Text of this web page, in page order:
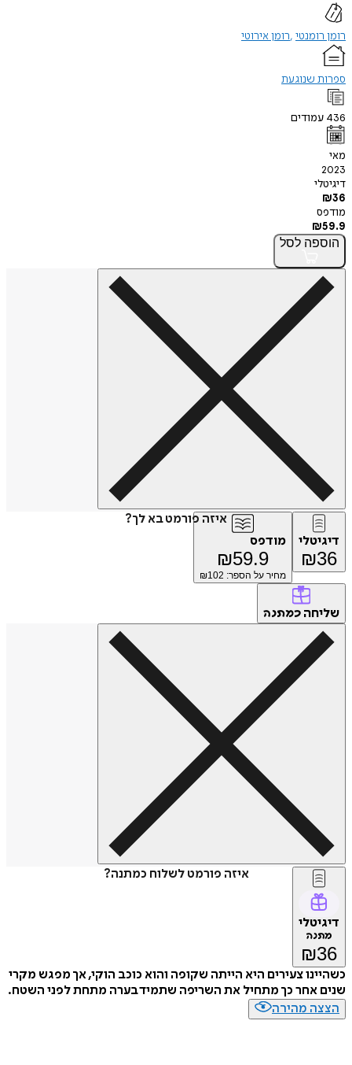
רומן רומנטי רומן אירוטי
ספרות שנוגעת
436 עמודים
מאי
2023
דיגיטלי
₪36
מודפס
₪59.9
הוספה לסל
איזה פורמט בא לך?
דיגיטלי
₪36
מודפס
₪59.9
מחיר על הספר: ₪ 102
שליחה כמתנה
איזה פורמט לשלוח כמתנה?
דיגיטלי
מתנה
₪36
כשהיינו צעירים היא הייתה שקופה והוא כוכב הוקי, אך מפגש מקרי
שנים אחר כך מתחיל את השריפה שתמיד בערה מתחת לפני השטח.
הצצה מהירה